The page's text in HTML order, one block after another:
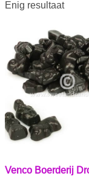
Enig resultaat
Venco Boerderij